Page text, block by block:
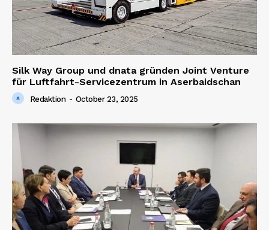
Silk Way Group und dnata gründen Joint Venture
für Luftfahrt-Servicezentrum in Aserbaidschan
Redaktion - October 23, 2025